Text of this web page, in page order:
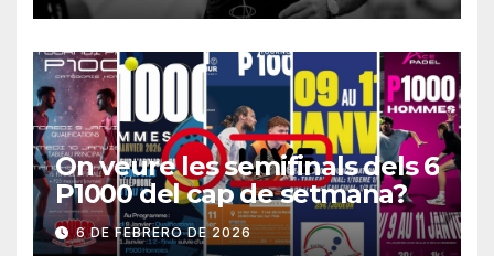
On veure les semifinals dels 6
P1000 del cap de setmana?
6 DE FEBRERO DE 2026